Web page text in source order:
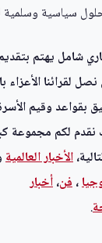
سياسية وسلمية
شامل يهتم
لقرائنا الأعزاء
بقواعد وقيم
نقدم لكم مجموعة
الأخبار العالمية
،فن،أخبار
.